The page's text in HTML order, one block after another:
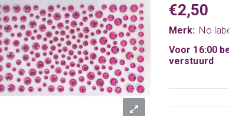
€2,50
Merk: No
Voor 16:00
verstuurd